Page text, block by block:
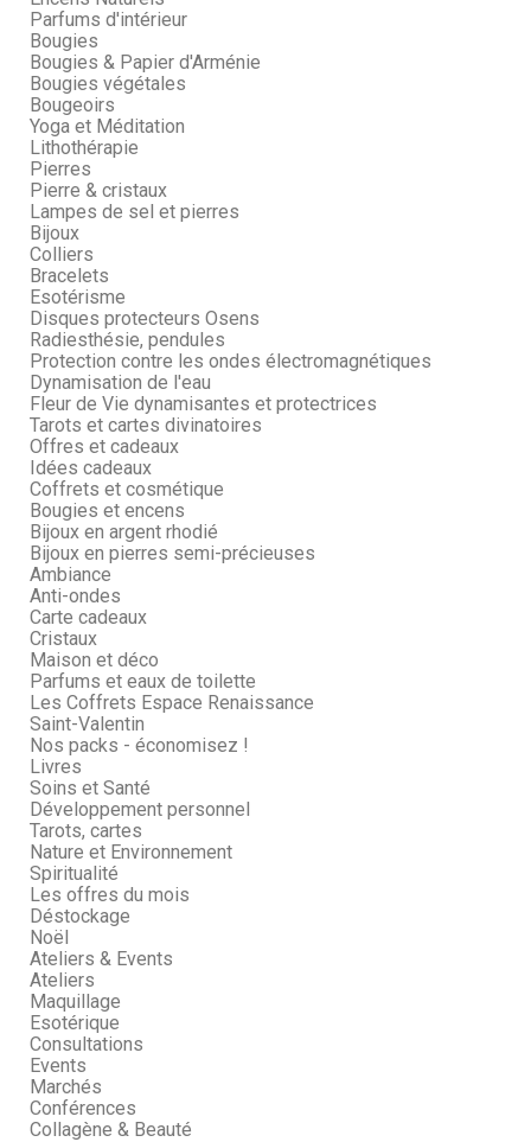
Parfums d'intérieur
Bougies
Bougies & Papier d'Arménie
Bougies végétales
Bougeoirs
Yoga et Méditation
Lithothérapie
Pierres
Pierre & cristaux
Lampes de sel et pierres
Bijoux
Colliers
Bracelets
Esotérisme
Disques protecteurs Osens
Radiesthésie, pendules
Protection contre les ondes électromagnétiques
Dynamisation de l'eau
Fleur de Vie dynamisantes et protectrices
Tarots et cartes divinatoires
Offres et cadeaux
Idées cadeaux
Coffrets et cosmétique
Bougies et encens
Bijoux en argent rhodié
Bijoux en pierres semi-précieuses
Ambiance
Anti-ondes
Carte cadeaux
Cristaux
Maison et déco
Parfums et eaux de toilette
Les Coffrets Espace Renaissance
Saint-Valentin
Nos packs - économisez !
Livres
Soins et Santé
Développement personnel
Tarots, cartes
Nature et Environnement
Spiritualité
Les offres du mois
Déstockage
Noël
Ateliers & Events
Ateliers
Maquillage
Esotérique
Consultations
Events
Marchés
Conférences
Collagène & Beauté